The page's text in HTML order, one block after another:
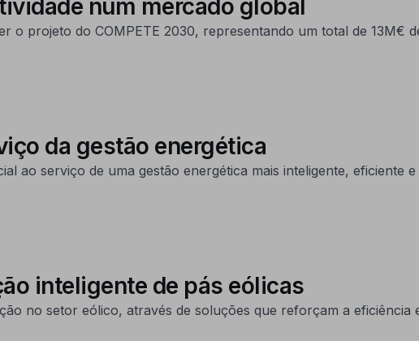
num mercado global
o projeto do COMPETE 2030, representando um total de 13M€
da gestão energética
ao serviço de uma gestão energética mais inteligente, eficiente
inteligente de pás eólicas
no setor eólico, através de soluções que reforçam a eficiência